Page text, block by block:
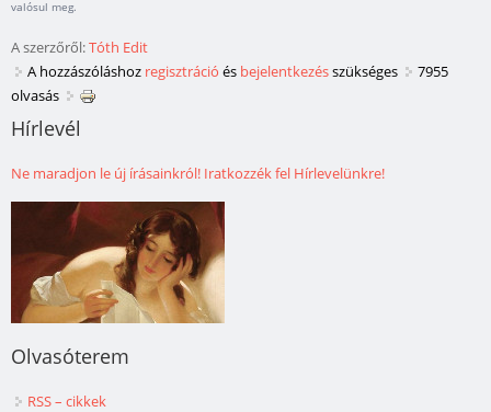
valósul meg.
A szerzőről:Tóth Edit
A hozzászóláshoz regisztráció és bejelentkezésszükséges
7955
olvasás
Hírlevél
Ne maradjon le új írásainkról! Iratkozzék fel Hírlevelünkre!
Olvasóterem
RSS – cikkek